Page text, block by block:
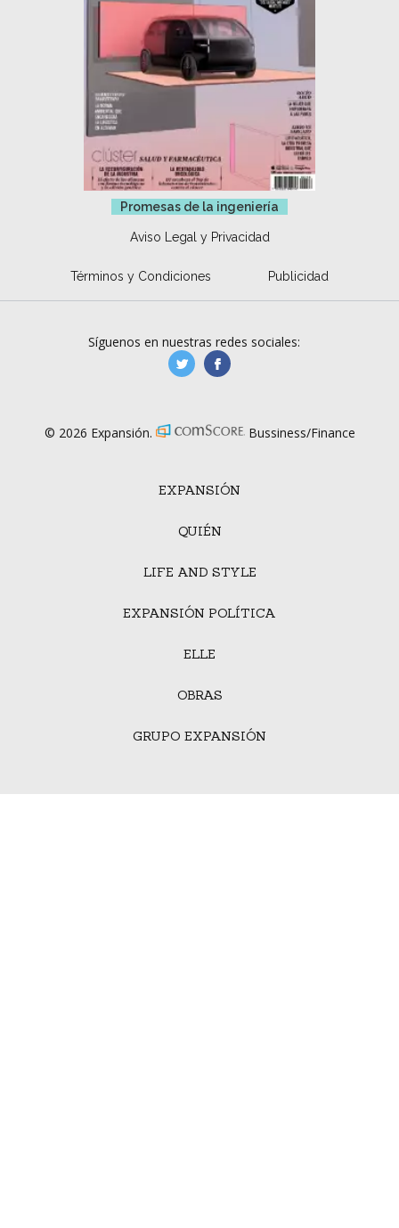
Promesas de la ingeniería
Aviso Legal y Privacidad
Términos y Condiciones Publicidad
EXPANSIÓN
QUIÉN
LIFE AND STYLE
EXPANSIÓN POLÍTICA
ELLE
OBRAS
GRUPO EXPANSIÓN
Síguenos en nuestras redes sociales:
manufacturaGE
© 2026 Expansión. Bussiness/Finance